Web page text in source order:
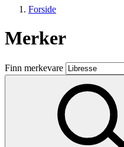
Butikker
Mat og drikke
Aktiviteter
Forside
Merker
Finn merkevare